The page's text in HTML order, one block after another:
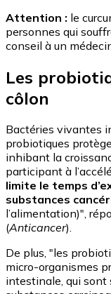
Attention : le
personnes qui
conseil à un
Les
côlon
Bactéries vivantes
probiotiques
inhibant la
participant à
limite le temps
substances
l’alimentation)",
(Anticancer).
De plus, "les
micro-organismes
intestinale, qui sont